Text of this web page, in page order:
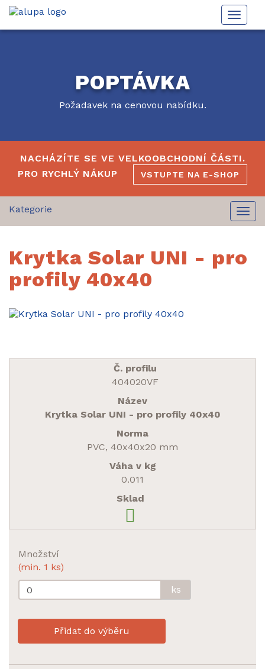
Toggle
POPTÁVKA
Požadavek na cenovou nabídku.
NACHÁZÍTE SE VE VELKOOBCHODNÍ ČÁSTI.
PRO RYCHLÝ NÁKUP
VSTUPTE NA E-SHOP
Krytka Solar UNI - pro
profily 40x40
404020VF
Krytka Solar UNI - pro profily 40x40
PVC, 40x40x20 mm
0.011
Množství
(min. 1 ks)
ks
Přidat do výběru